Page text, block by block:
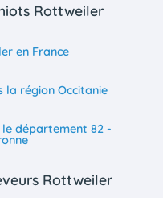
Rottweiler
en France
la région Occitanie
département 82 -
Rottweiler